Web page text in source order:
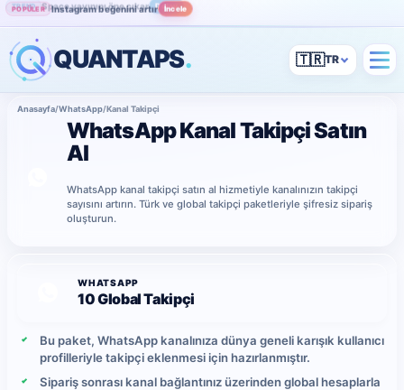
POPÜLER Instagram beğenini artır İncele
QUANTAPS. 🇹🇷
Anasayfa/WhatsApp/Kanal Takipçi
WhatsApp Kanal Takipçi Satın
Al
WhatsApp kanal takipçi satın al hizmetiyle kanalınızın takipçi
sayısını artırın. Türk ve global takipçi paketleriyle şifresiz sipariş
oluşturun.
WHATSAPP
10 Global Takipçi
Bu paket, WhatsApp kanalınıza dünya geneli karışık kullanıcı
profilleriyle takipçi eklenmesi için hazırlanmıştır.
Sipariş sonrası kanal bağlantınız üzerinden global hesaplarla